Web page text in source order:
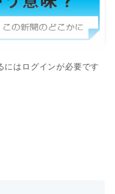
にはログインが必要です